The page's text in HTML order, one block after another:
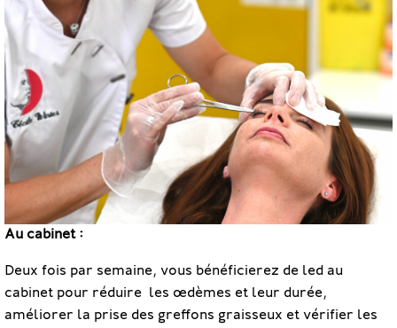
Au cabinet :
Deux fois par semaine, vous bénéficierez de led au
cabinet pour réduire les œdèmes et leur durée,
améliorer la prise des greffons graisseux et vérifier les